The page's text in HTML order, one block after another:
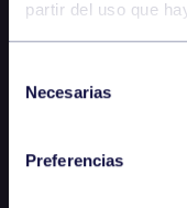
partir del uso que
Necesarias
Preferencias